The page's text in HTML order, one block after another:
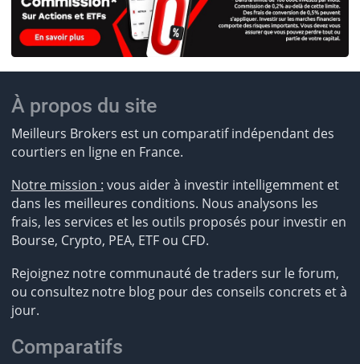
À propos du site
Meilleurs Brokers est un comparatif indépendant des
courtiers en ligne en France.
Notre mission : vous aider à investir intelligemment et
dans les meilleures conditions. Nous analysons les
frais, les services et les outils proposés pour investir en
Bourse, Crypto, PEA, ETF ou CFD.
Rejoignez notre communauté de traders sur le forum,
ou consultez notre blog pour des conseils concrets et à
jour.
Comparatifs